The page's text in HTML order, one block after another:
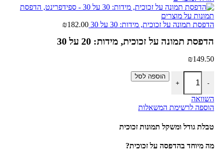
הדפסת תמונה על זכוכית, מידות: 30 על 30 ₪182.00
הדפסת תמונה על זכוכית, מידות: 20 על 30
₪149.50
-
כמות של הדפסת תמונה על זכוכית, מידות: 20 על 30
+
הוספה לסל
השוואה
הוספה לרשימת המשאלות
טבלת גודל ומשקל תמונות זכוכית
מה מיוחד בהדפסה על זכוכית?